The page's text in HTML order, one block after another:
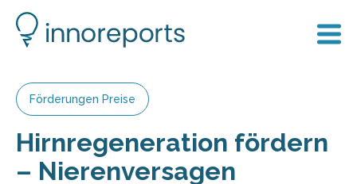
Förderungen Preise
Hirnregeneration fördern
– Nierenversagen